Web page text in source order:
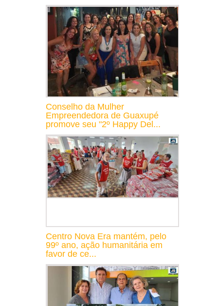
Conselho da Mulher
Empreendedora de Guaxupé
promove seu "2º Happy Del...
Centro Nova Era mantém, pelo
99º ano, ação humanitária em
favor de ce...